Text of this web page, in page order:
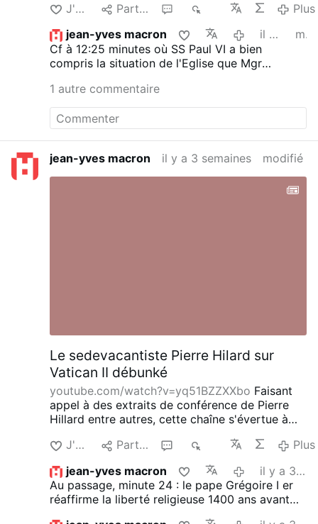
dissidence contre Rome jugée de
"néomoderniste et néoprotestante" selon les
propre mot du prélat d'écône. Cette audience
intervient après des années de patience
pontificale : lettres personnelles, émissaires
successifs, mises en garde répétées. Rien n'y
avait fait. Lefebvre avait bravé l'interdit romain
en procédant à des ordinations illicites, et
venait de célébrer devant sept mille fidèles à
Lille une messe de provocation retentissante.
Frappé d'une suspens a divinis_, il est reçu
néanmoins par un pape qui, contre l'avis de
son entourage, refuse de fermer la porte. Le
de cet entretien, rédigé à la demande
J'aime Partager
Plus
jean-yves macron
il y a 3 semaines
modifié
Cf à 12:25 minutes où SS Paul VI a bien
compris la situation de l'Eglise que Mgr
1 autre commentaire
jean-yves macron il y a 3 semaines modifié
Le sedevacantiste Pierre Hilard sur
Vatican II débunké
youtube.com/watch?v=yq51BZZXXbo Faisant
appel à des extraits de conférence de Pierre
Hillard entre autres, cette chaîne s'évertue à
tout le résultat de manœuvres souterraines
fomentées par des juifs devenus prêtres et qui
bien sûr étaient des ... infiltrés.
La haine
quotidienne dont je fais l'objet prend ces
racines précisément dans ce type de discours.
Toute conversion, surtout si elle vient du
J'aime Partager
Plus
jean-yves macron
il y a 3 semaines
Au passage, minute 24 : le pape Grégoire I er
réaffirme la liberté religieuse 1400 ans avant